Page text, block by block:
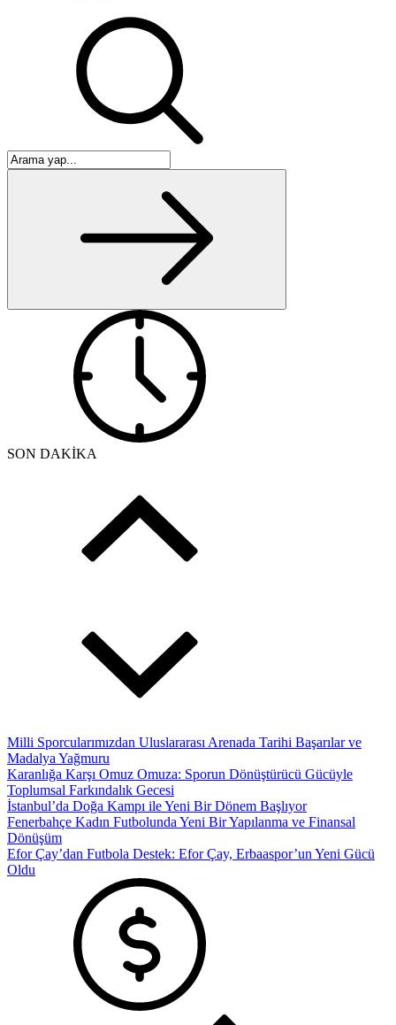
SON DAKİKA
Milli Sporcularımızdan Uluslararası Arenada Tarihi Başarılar ve
Madalya Yağmuru
Karanlığa Karşı Omuz Omuza: Sporun Dönüştürücü Gücüyle
Toplumsal Farkındalık Gecesi
İstanbul’da Doğa Kampı ile Yeni Bir Dönem Başlıyor
Fenerbahçe Kadın Futbolunda Yeni Bir Yapılanma ve Finansal
Dönüşüm
Efor Çay’dan Futbola Destek: Efor Çay, Erbaaspor’un Yeni Gücü
Oldu